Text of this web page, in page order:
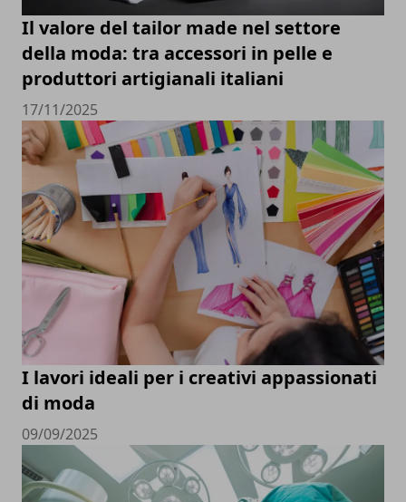
Il valore del tailor made nel settore
della moda: tra accessori in pelle e
produttori artigianali italiani
17/11/2025
I lavori ideali per i creativi appassionati
di moda
09/09/2025